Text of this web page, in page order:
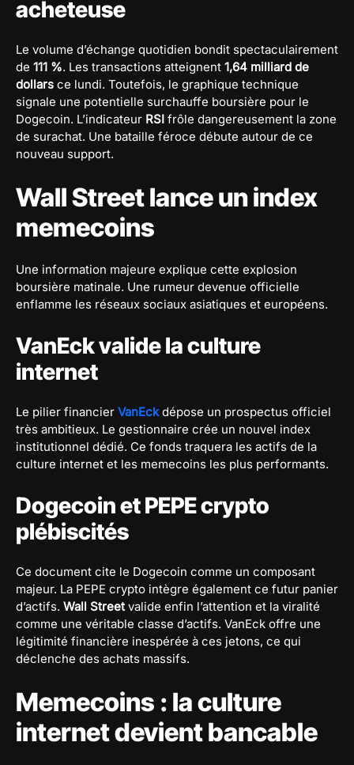
acheteuse
Le volume d’échange quotidien bondit spectaculairement
de 111 %. Les transactions atteignent 1,64 milliard de
dollars ce lundi. Toutefois, le graphique technique
signale une potentielle surchauffe boursière pour le
Dogecoin. L’indicateur RSI frôle dangereusement la zone
de surachat. Une bataille féroce débute autour de ce
nouveau support.
Wall Street lance un index
memecoins
Une information majeure explique cette explosion
boursière matinale. Une rumeur devenue officielle
enflamme les réseaux sociaux asiatiques et européens.
VanEck valide la culture
internet
Le pilier financier VanEck dépose un prospectus officiel
très ambitieux. Le gestionnaire crée un nouvel index
institutionnel dédié. Ce fonds traquera les actifs de la
culture internet et les memecoins les plus performants.
Dogecoin et PEPE crypto
plébiscités
Ce document cite le Dogecoin comme un composant
majeur. La PEPE crypto intègre également ce futur panier
d’actifs. Wall Streetvalide enfin l’attention et la viralité
comme une véritable classe d’actifs. VanEck offre une
légitimité financière inespérée à ces jetons, ce qui
déclenche des achats massifs.
Memecoins : la culture
internet devient bancable